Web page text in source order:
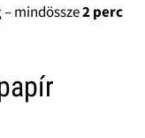
mindössze2 perc